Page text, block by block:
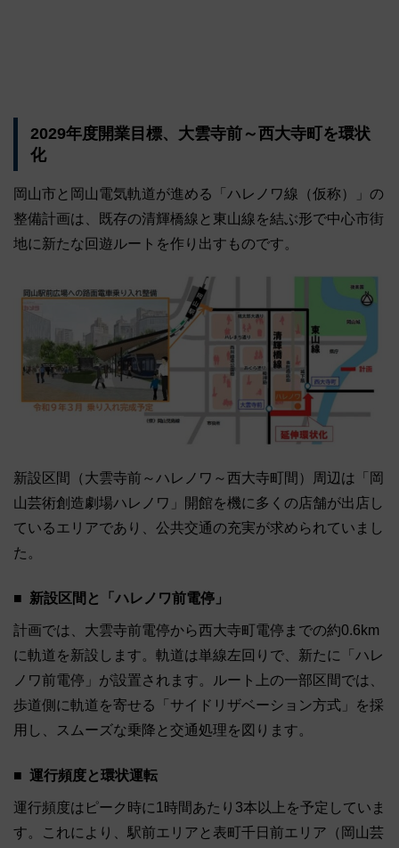
2029年度開業目標、大雲寺前～西大寺町を環状
化
岡山市と岡山電気軌道が進める「ハレノワ線（仮称）」の
整備計画は、既存の清輝橋線と東山線を結ぶ形で中心市街
地に新たな回遊ルートを作り出すものです。
新設区間（大雲寺前～ハレノワ～西大寺町間）周辺は「岡
山芸術創造劇場ハレノワ」開館を機に多くの店舗が出店し
ているエリアであり、公共交通の充実が求められていまし
た。
新設区間と「ハレノワ前電停」
計画では、大雲寺前電停から西大寺町電停までの約0.6km
に軌道を新設します。軌道は単線左回りで、新たに「ハレ
ノワ前電停」が設置されます。ルート上の一部区間では、
歩道側に軌道を寄せる「サイドリザベーション方式」を採
用し、スムーズな乗降と交通処理を図ります。
運行頻度と環状運転
運行頻度はピーク時に1時間あたり3本以上を予定していま
す。これにより、駅前エリアと表町千日前エリア（岡山芸